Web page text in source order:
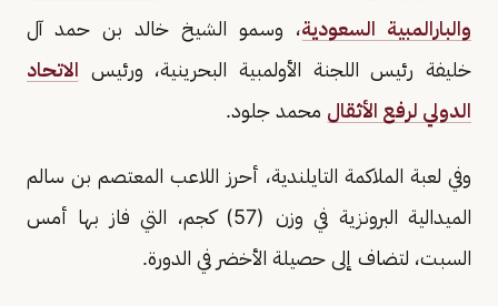
والبارالمبية السعودية، وسمو الشيخ خالد بن حمد آل
خليفة رئيس اللجنة الأولمبية البحرينية، ورئيس الاتحاد
الدولي لرفع الأثقال محمد جلود.
وفي لعبة الملاكمة التايلندية، أحرز اللاعب المعتصم بن سالم
الميدالية البرونزية في وزن (57) كجم، التي فاز بها أمس
السبت، لتضاف إلى حصيلة الأخضر في الدورة.